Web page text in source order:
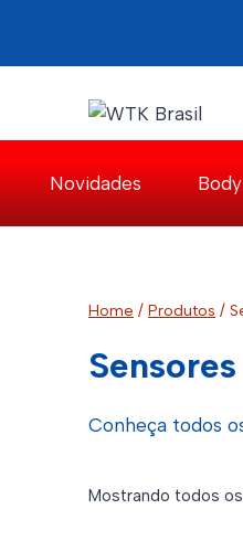
o
Novidades
Home / Produtos /
Sensores
Conheça todos
Mostrando todos